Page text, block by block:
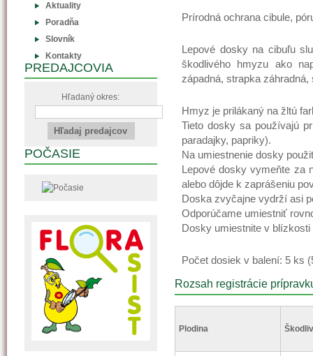
Prírodná ochrana cibule,
Lepové dosky na cibuľu
škodlivého hmyzu ako
západná, strapka
Hmyz je prilákaný na žltú
Tieto dosky sa používajú
paradajky, papriky).
Na umiestnenie dosky
Lepové dosky vymeňte za
alebo dôjde k zaprášeniu
Doska zvyčajne vydrží asi
Odporúčame umiestniť
Dosky umiestnite v
Počet dosiek v balení: 5 ks
Rozsah registrácie
Plodina
Aktuality
Poradňa
Slovník
Kontakty
PREDAJCOVIA
Hľadaný okres:
POČASIE